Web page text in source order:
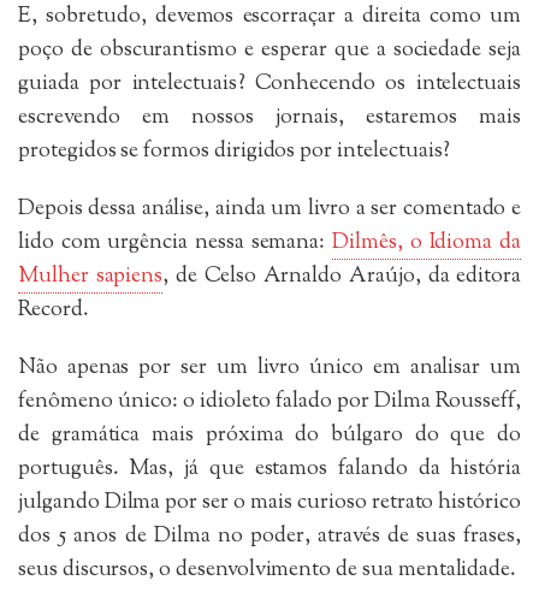
E, sobretudo, devemos escorraçar a direita como um
poço de obscurantismo e esperar que a sociedade seja
guiada por intelectuais? Conhecendo os intelectuais
escrevendo em nossos jornais, estaremos mais
protegidos se formos dirigidos por intelectuais?
Depois dessa análise, ainda um livro a ser comentado e
lido com urgência nessa semana:Dilmês, o Idioma da
Mulher sapiens, de Celso Arnaldo Araújo, da editora
Record.
Não apenas por ser um livro único em analisar um
fenômeno único: o idioleto falado por Dilma Rousseff,
de gramática mais próxima do búlgaro do que do
português. Mas, já que estamos falando da história
julgando Dilma por ser o mais curioso retrato histórico
dos 5 anos de Dilma no poder, através de suas frases,
seus discursos, o desenvolvimento de sua mentalidade.